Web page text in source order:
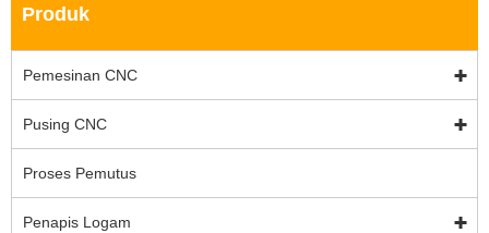
Produk
Pemesinan CNC
Pusing CNC
Proses Pemutus
Penapis Logam